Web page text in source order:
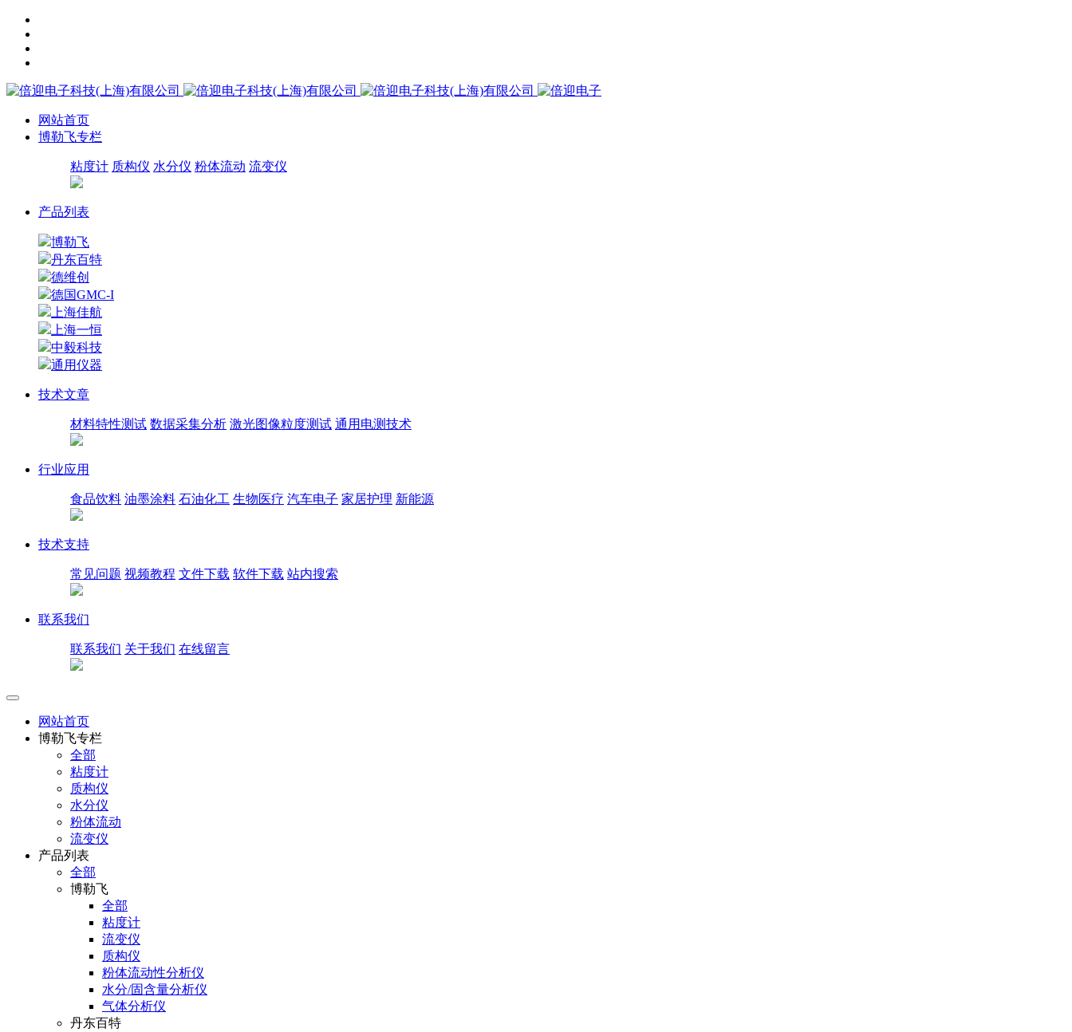
网站首页
博勒飞专栏
粘度计 质构仪 水分仪 粉体流动 流变仪
产品列表
博勒飞
丹东百特
德维创
德国GMC-I
上海佳航
上海一恒
中毅科技
通用仪器
技术文章
材料特性测试 数据采集分析 激光图像粒度测试 通用电测技术
行业应用
食品饮料 油墨涂料 石油化工 生物医疗 汽车电子 家居护理 新能源
技术支持
常见问题 视频教程 文件下载 软件下载 站内搜索
联系我们
联系我们 关于我们 在线留言
网站首页
博勒飞专栏
全部
粘度计
质构仪
水分仪
粉体流动
流变仪
产品列表
全部
博勒飞
全部
粘度计
流变仪
质构仪
粉体流动性分析仪
水分/固含量分析仪
气体分析仪
丹东百特